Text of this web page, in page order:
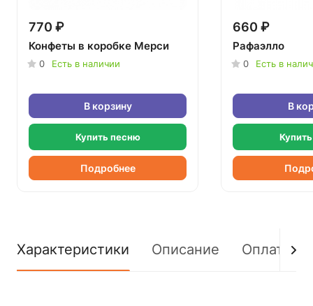
770 ₽
Конфеты в коробке Мерси
0 Есть в наличии
В корзину
Купить песню
Подробнее
660 ₽
Рафаэлло
0 Есть в
В
Характеристики Описание Оплата